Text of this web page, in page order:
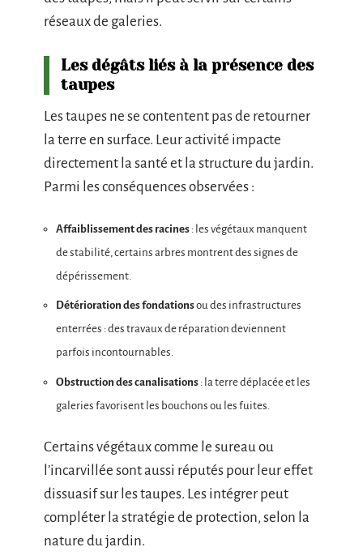
réseaux de galeries.
Les dégâts liés à la présence des
taupes
Les taupes ne se contentent pas de retourner
la terre en surface. Leur activité impacte
directement la santé et la structure du jardin.
Parmi les conséquences observées :
Affaiblissement des racines : les végétaux manquent
de stabilité, certains arbres montrent des signes de
dépérissement.
Détérioration des fondationsou des infrastructures
enterrées : des travaux de réparation deviennent
parfois incontournables.
Obstruction des canalisations : la terre déplacée et les
galeries favorisent les bouchons ou les fuites.
Certains végétaux comme le sureau ou
l’incarvillée sont aussi réputés pour leur effet
dissuasif sur les taupes. Les intégrer peut
compléter la stratégie de protection, selon la
nature du jardin.